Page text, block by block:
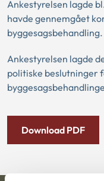
Ankestyrelsen lagde
havde gennemgået
byggesagsbehandling.
Ankestyrelsen lagde
politiske beslutninger
Download PDF